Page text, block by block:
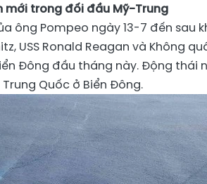
mới trong đối đầu Mỹ-Trung
ông Pompeo ngày 13-7 đến sau
USS Ronald Reagan và Không
Đông đầu tháng này. Động thái
Quốc ở Biển Đông.